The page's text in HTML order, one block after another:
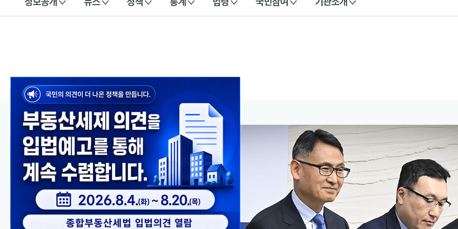
이 누리집은 대한민국 공식 전자정부 누리집입니다.
메인 콘텐츠